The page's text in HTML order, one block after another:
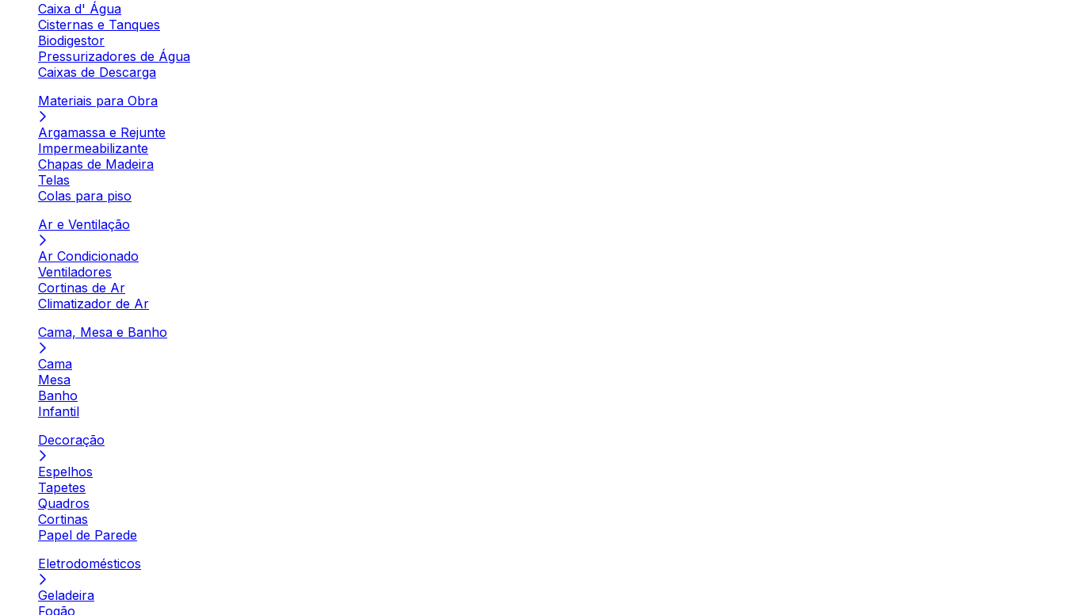
Caixa d' Água
Cisternas e Tanques
Biodigestor
Pressurizadores de Água
Caixas de Descarga
Materiais para Obra
Argamassa e Rejunte
Impermeabilizante
Chapas de Madeira
Telas
Colas para piso
Ar e Ventilação
Ar Condicionado
Ventiladores
Cortinas de Ar
Climatizador de Ar
Cama, Mesa e Banho
Cama
Mesa
Banho
Infantil
Decoração
Espelhos
Tapetes
Quadros
Cortinas
Papel de Parede
Eletrodomésticos
Geladeira
Fogão